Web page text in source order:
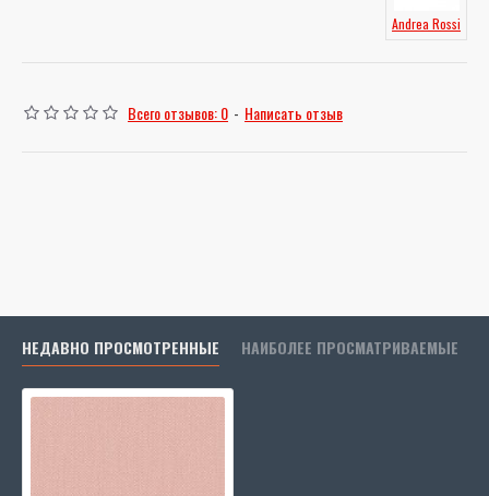
Andrea Rossi
Всего отзывов: 0 - Написать отзыв
НЕДАВНО ПРОСМОТРЕННЫЕ НАИБОЛЕЕ ПРОСМАТРИВАЕМЫЕ